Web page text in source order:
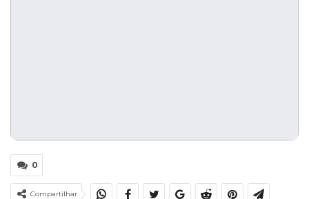
0
Compartilhar